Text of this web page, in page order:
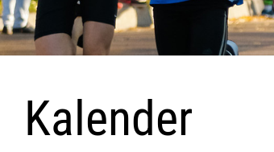
Kalender